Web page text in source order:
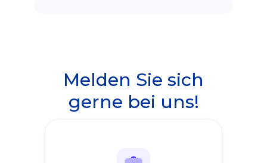
Melden Sie sich
gerne bei uns!